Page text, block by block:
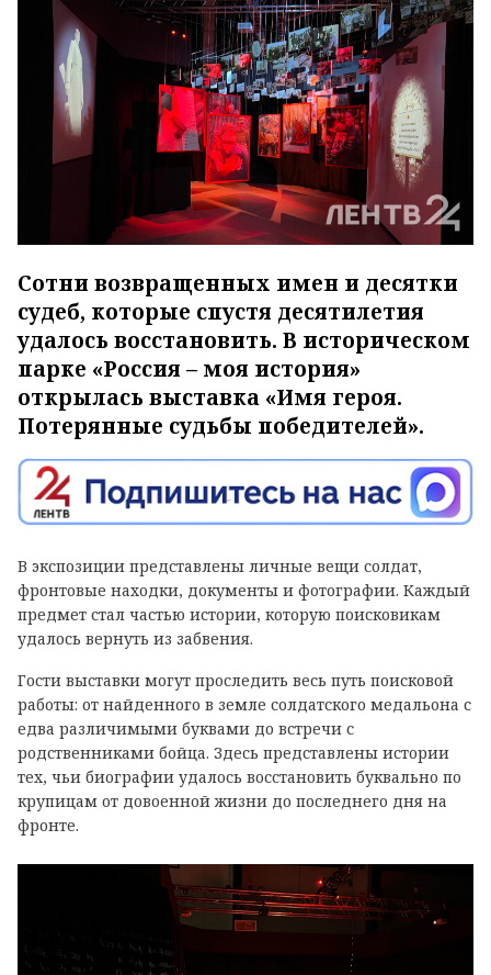
Сотни возвращенных имен и десятки
судеб, которые спустя десятилетия
удалось восстановить. В историческом
парке «Россия – моя история»
открылась выставка «Имя героя.
Потерянные судьбы победителей».
В экспозиции представлены личные вещи солдат,
фронтовые находки, документы и фотографии. Каждый
предмет стал частью истории, которую поисковикам
удалось вернуть из забвения.
Гости выставки могут проследить весь путь поисковой
работы: от найденного в земле солдатского медальона с
едва различимыми буквами до встречи с
родственниками бойца. Здесь представлены истории
тех, чьи биографии удалось восстановить буквально по
крупицам от довоенной жизни до последнего дня на
фронте.